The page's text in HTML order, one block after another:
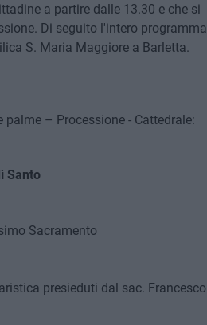
a partire dalle 13.30 e che si
Di seguito l'intero programma
S. Maria Maggiore a Barletta.
– Processione - Cattedrale:
Santo
Sacramento
presieduti dal sac. Francesco